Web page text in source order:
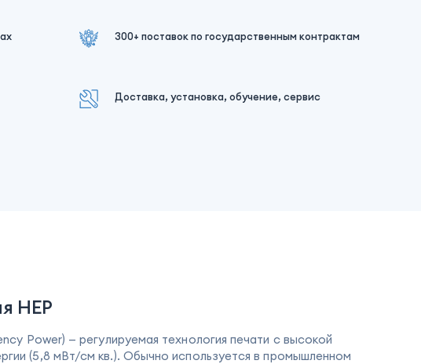
300+ поставок по государственным контрактам
Доставка, установка, обучение, сервис
HEP
Power) — регулируемая технология печати с высокой
(5,8 мВт/см кв.). Обычно используется в промышленном